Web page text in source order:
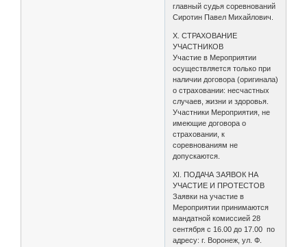
главный судья соревнований
Сиротин Павел Михайлович.
X. СТРАХОВАНИЕ
УЧАСТНИКОВ
Участие в Мероприятии
осуществляется только при
наличии договора (оригинала)
о страховании: несчастных
случаев, жизни и здоровья.
Участники Мероприятия, не
имеющие договора о
страховании, к
соревнованиям не
допускаются.
XI. ПОДАЧА ЗАЯВОК НА
УЧАСТИЕ И ПРОТЕСТОВ
Заявки на участие в
Мероприятии принимаются
мандатной комиссией 28
сентября с 16.00 до 17.00 по
адресу: г. Воронеж, ул. Ф.